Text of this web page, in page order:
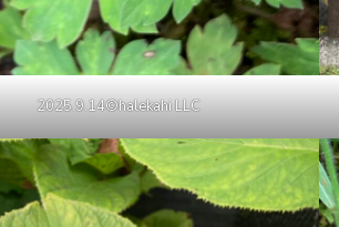
2025.9.14©halekahi LLC